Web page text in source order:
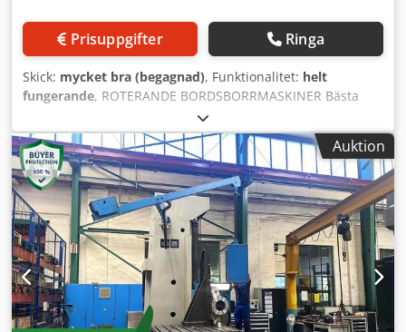
underhåll och kostnadseffektiv drift. Teknisk utrustning:
Styrsystem: HEIDENHAIN TNC 7 styrsystem HEIDENHAIN
elektroniskt manöverdon HR-510 Kylning: Invändig
kylmedelstillförsel (IKZ) 36 bar Verktygsväxlare: 60-
platstrumma med dubbelgripare Spånhantering: Dubbel
gångjärnsbandtransportör (fram och bak) Inslutning:
Helkapsling (perimeter) Dwodpfx Aieq I Nlyepoa
Noggrannheter: Positioneringsnoggrannhet: ±0,020 mm
Repeternoggrannhet: ±0,008 mm Dina fördelar med JMT: ✔
Auktoriserad LAGUN-återförsäljare i Sverige ✔ Teknisk
support och service på plats ✔ Snabb
reservdelsförsörjning ✔ Utbildning och introduktion ingår
✔ Referensmaskiner tillgängliga i Sverige Kontakta oss – vi
ger gärna rådgivning och skräddarsyr ett individuellt
erbjudande för er.
Prisuppgifter Ringa
Skick: mycket bra (begagnad), Funktionalitet: helt
fungerande, ROTERANDE BORDSBORRMASKINER Bästa
damer och herrar, Vi tackar för er förfrågan och ert
förtroende för vårt företag. Vi har nöjet att skicka er
följande offert. Begagnad roterande bordsborrmaskin
Union – Ti1800 Fastspänningsmått och övriga dimensioner:
Bordets fastspännyta: mm 1800x2000 Centrumhål: mm Ø
100 H6 T-spårsbredd: mm 28 T-spårsavstånd: mm 160
Maximal arbetsstycksvikt vid jämnt lastfördelning: kg 12
500 Maximalt tröghetsmoment för arbetsstycke: kgm2 16
000 Total längd: mm 3700 Total bredd: mm 2100 Höjd på
fastspännyta: mm 920 Maximalt vridmoment för bordet:
Nm 10 000 Djdpeyr Szvefx Aipjwa
Auktion